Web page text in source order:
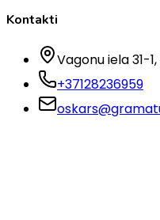
Kontakti
Vagonu iela 31-1
+37128236959